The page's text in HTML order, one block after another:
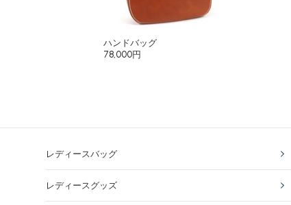
ハンドバッグ
78,000円
レディースバッグ
レディースグッズ